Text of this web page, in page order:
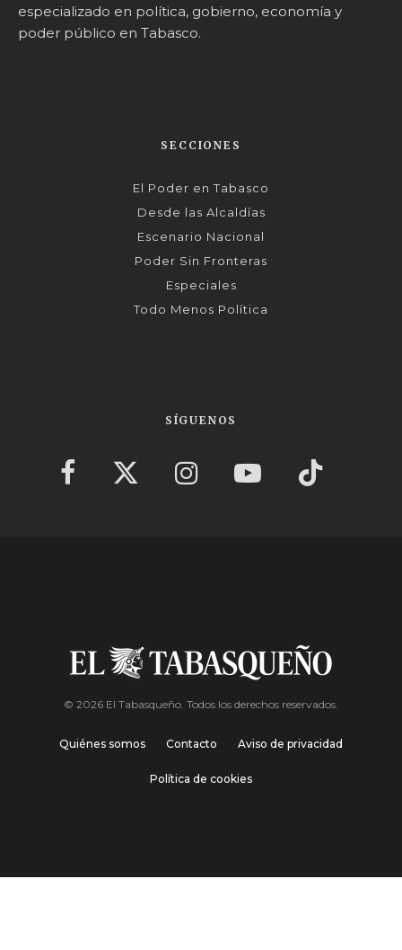
especializado en política, gobierno, economía y
poder público en Tabasco.
SECCIONES
El Poder en Tabasco
Desde las Alcaldías
Escenario Nacional
Poder Sin Fronteras
Especiales
Todo Menos Política
SÍGUENOS
© 2026 El Tabasqueño. Todos los derechos reservados.
Quiénes somos Contacto Aviso de privacidad
Política de cookies